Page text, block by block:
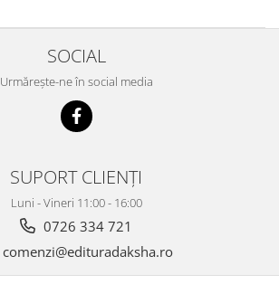
SOCIAL
Urmărește-ne în social media
SUPORT CLIENȚI
Luni - Vineri 11:00 - 16:00
0726 334 721
comenzi@edituradaksha.ro